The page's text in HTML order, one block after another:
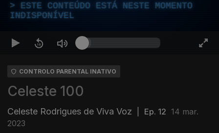
ESTE CONTEÚDO ESTÁ NESTE MOMENTO
INDISPONÍVEL
CONTROLO PARENTAL INATIVO
Celeste 100
Celeste Rodrigues de Viva Voz Ep. 12 14 mar.
2023